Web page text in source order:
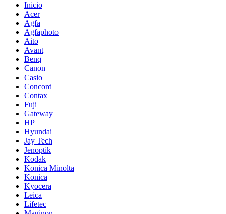
Inicio
Acer
Agfa
Agfaphoto
Aito
Avant
Benq
Canon
Casio
Concord
Contax
Fuji
Gateway
HP
Hyundai
Jay Tech
Jenoptik
Kodak
Konica Minolta
Konica
Kyocera
Leica
Lifetec